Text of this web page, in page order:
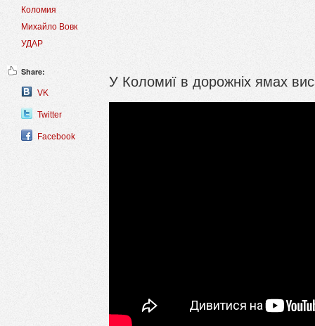
Коломия
Михайло Вовк
УДАР
Share:
VK
Twitter
Facebook
У Коломиї в дорожніх ямах